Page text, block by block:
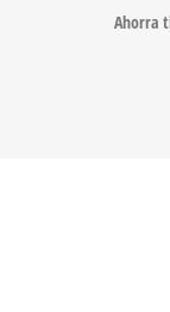
Ahorra